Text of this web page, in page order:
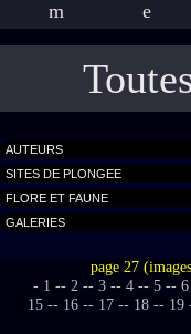
page 27
- 1 -- 2 -- 3 -- 4 -- 5 --
15 -- 16 -- 17 -- 18 -- 19